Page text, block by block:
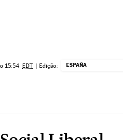
15:54 EDT | Edição: ESPAÑA